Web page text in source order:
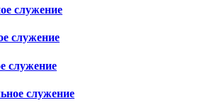
служение
служение
служение
служение